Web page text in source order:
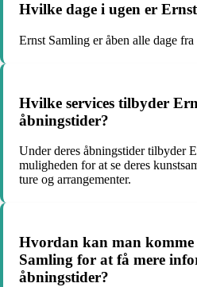
Hvilke dage i ugen er
Ernst Samling er åben alle dage
Hvilke services tilbyder
åbningstider?
Under deres åbningstider tilbyder
muligheden for at se deres
ture og arrangementer.
Hvordan kan man
Samling for at få mere
åbningstider?